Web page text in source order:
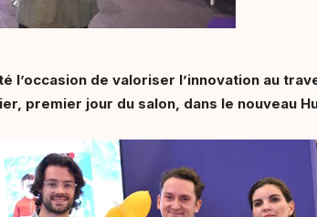
l’occasion de valoriser l’innovation au
premier jour du salon, dans le nouveau